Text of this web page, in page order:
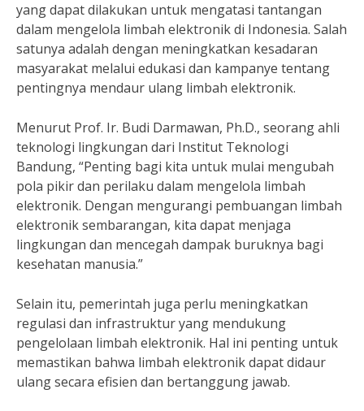
yang dapat dilakukan untuk mengatasi tantangan
dalam mengelola limbah elektronik di Indonesia. Salah
satunya adalah dengan meningkatkan kesadaran
masyarakat melalui edukasi dan kampanye tentang
pentingnya mendaur ulang limbah elektronik.
Menurut Prof. Ir. Budi Darmawan, Ph.D., seorang ahli
teknologi lingkungan dari Institut Teknologi
Bandung, “Penting bagi kita untuk mulai mengubah
pola pikir dan perilaku dalam mengelola limbah
elektronik. Dengan mengurangi pembuangan limbah
elektronik sembarangan, kita dapat menjaga
lingkungan dan mencegah dampak buruknya bagi
kesehatan manusia.”
Selain itu, pemerintah juga perlu meningkatkan
regulasi dan infrastruktur yang mendukung
pengelolaan limbah elektronik. Hal ini penting untuk
memastikan bahwa limbah elektronik dapat didaur
ulang secara efisien dan bertanggung jawab.